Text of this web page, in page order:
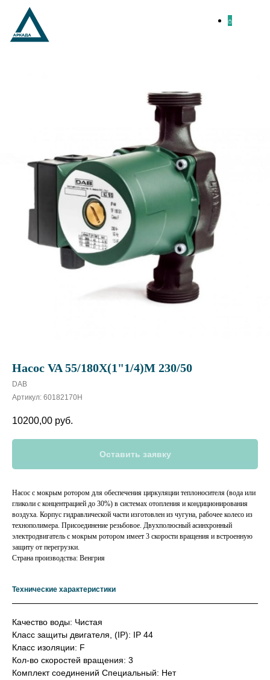
Насос VA 55/180X(1"1/4)M 230/50
DAB
Артикул: 60182170H
10200,00 руб.
Оставить заявку
Насос с мокрым ротором для обеспечения циркуляции теплоносителя (вода или
гликоли с концентрацией до 30%) в системах отопления и кондиционирования
воздуха. Корпус гидравлической части изготовлен из чугуна, рабочее колесо из
технополимера. Присоединение резьбовое. Двухполюсный асинхронный
электродвигатель с мокрым ротором имеет 3 скорости вращения и встроенную
защиту от перегрузки.
Страна производствa: Венгрия
Технические характеристики
Качество воды: Чистая
Класс защиты двигателя, (IP): IP 44
Класс изоляции: F
Кол-во скоростей вращения: 3
Комплект соединений Специальный: Нет